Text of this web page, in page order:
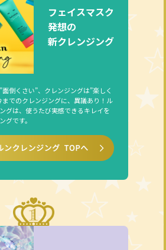
フェイスマスク
発想の
新クレンジング
倒くさい”、クレンジングは”楽しく
までのクレンジングに、異議あり！ル
グは、使うたび実感できるキレイを
グです。